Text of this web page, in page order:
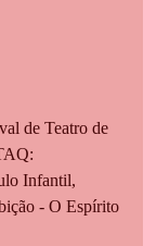
de Teatro de
Infantil,
- O Espírito